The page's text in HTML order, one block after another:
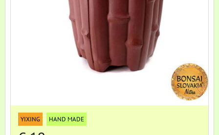
YIXING HAND MADE